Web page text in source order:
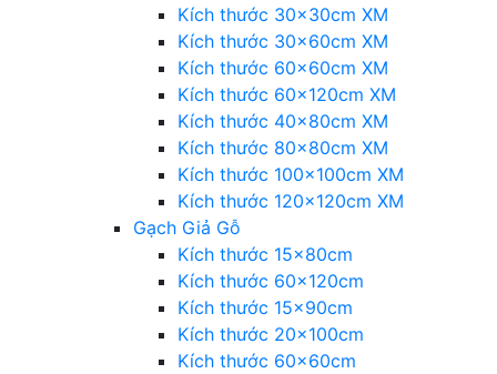
Kích thước 30x30cm XM
Kích thước 30x60cm XM
Kích thước 60x60cm XM
Kích thước 60x120cm XM
Kích thước 40x80cm XM
Kích thước 80x80cm XM
Kích thước 100x100cm XM
Kích thước 120x120cm XM
Gạch Giả Gỗ
Kích thước 15x80cm
Kích thước 60x120cm
Kích thước 15x90cm
Kích thước 20x100cm
Kích thước 60x60cm